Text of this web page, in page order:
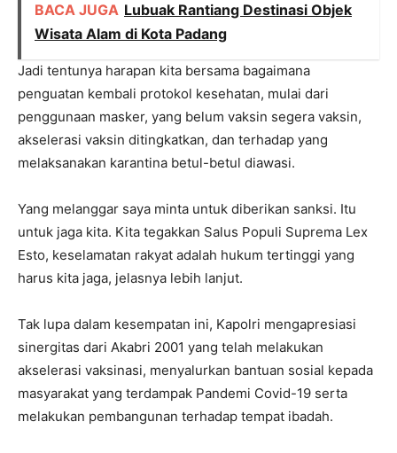
BACA JUGA Lubuak Rantiang Destinasi Objek
Wisata Alam di Kota Padang
Jadi tentunya harapan kita bersama bagaimana
penguatan kembali protokol kesehatan, mulai dari
penggunaan masker, yang belum vaksin segera vaksin,
akselerasi vaksin ditingkatkan, dan terhadap yang
melaksanakan karantina betul-betul diawasi.
Yang melanggar saya minta untuk diberikan sanksi. Itu
untuk jaga kita. Kita tegakkan Salus Populi Suprema Lex
Esto, keselamatan rakyat adalah hukum tertinggi yang
harus kita jaga, jelasnya lebih lanjut.
Tak lupa dalam kesempatan ini, Kapolri mengapresiasi
sinergitas dari Akabri 2001 yang telah melakukan
akselerasi vaksinasi, menyalurkan bantuan sosial kepada
masyarakat yang terdampak Pandemi Covid-19 serta
melakukan pembangunan terhadap tempat ibadah.